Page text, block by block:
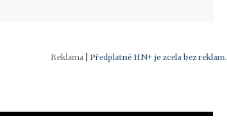
| Předplatné HN+ je zcela bez reklam.